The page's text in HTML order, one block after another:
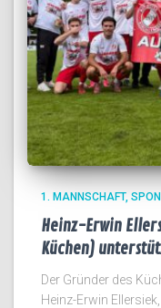
1. MANNSCHAFT
Heinz-Erwin
Küchen)
Der Gründer des
Heinz-Erwin